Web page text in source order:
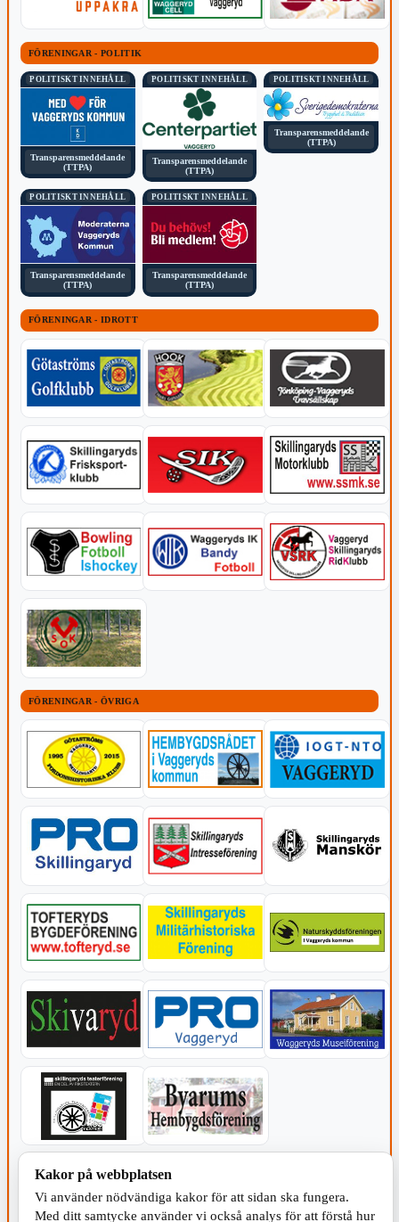
FÖRENINGAR - POLITIK
POLITISKT INNEHÅLL
Transparensmeddelande
(TTPA)
POLITISKT INNEHÅLL
Transparensmeddelande
(TTPA)
POLITISKT INNEHÅLL
Transparensmeddelande
(TTPA)
POLITISKT INNEHÅLL
Transparensmeddelande
(TTPA)
POLITISKT INNEHÅLL
Transparensmeddelande
(TTPA)
FÖRENINGAR - IDROTT
FÖRENINGAR - ÖVRIGA
KOMMUNEN
Kakor på webbplatsen
Vi använder nödvändiga kakor för att sidan ska fungera.
Med ditt samtycke använder vi också analys för att förstå hur